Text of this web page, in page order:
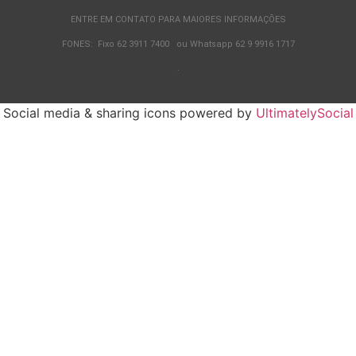
ENTRE EM CONTATO PARA MAIORES INFORMAÇÕES
FONES: Fixo 62 3911 7400 ou Whatsapp 62 9 9916 1717
.
Social media & sharing icons powered by UltimatelySocial